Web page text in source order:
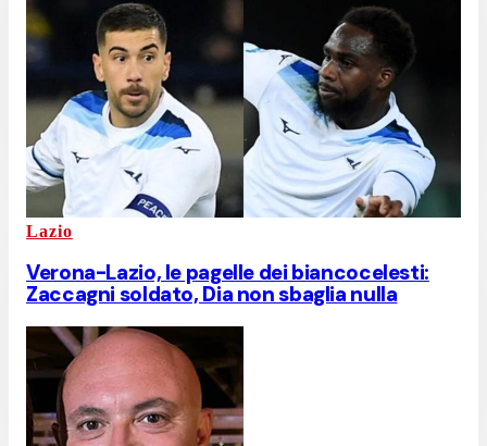
Lazio
Verona-Lazio, le pagelle dei biancocelesti:
Zaccagni soldato, Dia non sbaglia nulla